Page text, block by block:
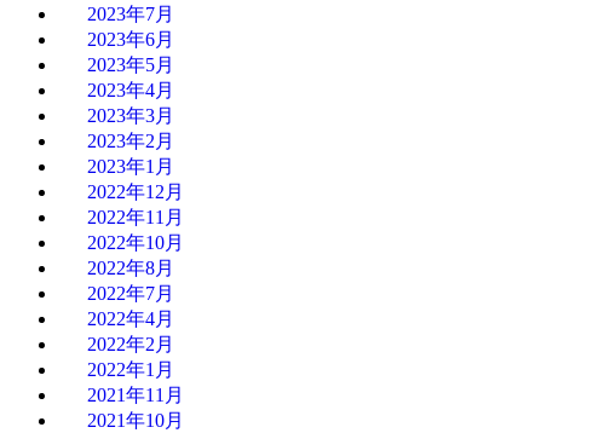
2023年7月
2023年6月
2023年5月
2023年4月
2023年3月
2023年2月
2023年1月
2022年12月
2022年11月
2022年10月
2022年8月
2022年7月
2022年4月
2022年2月
2022年1月
2021年11月
2021年10月